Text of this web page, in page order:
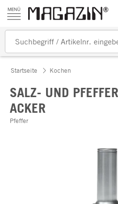
Zum Inhalt springen
Startseite Kochen
SALZ- UND
ACKER
Pfeffer